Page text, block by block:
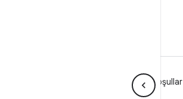
Yasal Koşullar